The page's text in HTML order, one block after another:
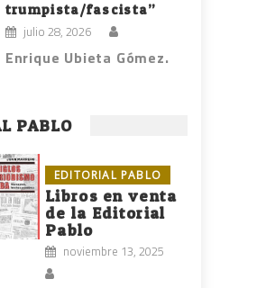
trumpista/fascista”
julio 28, 2026
Enrique Ubieta Gómez.
PABLO
EDITORIAL PABLO
Libros en venta
de la Editorial
Pablo
noviembre 13, 2025